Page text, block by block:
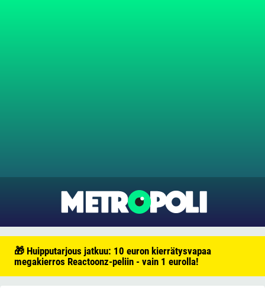
🎁 Huipputarjous jatkuu: 10 euron kierrätysvapaa
megakierros Reactoonz-peliin - vain 1 eurolla!